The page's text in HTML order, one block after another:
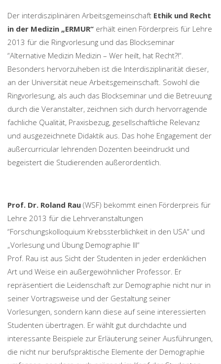
Der interdisziplinären Arbeitsgemeinschaft Ethik und Recht
in der Medizin „ERMUR“ erhält einen Förderpreis für Lehre
2013 für die Ringvorlesung und das Blockseminar
“Alternative Medizin Medizin – Wer heilt, hat Recht?!“.
Besonders hervorzuheben ist die Interdisziplinarität dieser,
an der Universität neue Arbeitsgemeinschaft. Sowohl die
Ringvorlesung, als auch das Blockseminar und die Betreuung
durch die Veranstalter, zeichnen sich durch hervorragende
fachliche Qualität, Praxisbezug, gesellschaftliche Relevanz
und ausgezeichnete Didaktik aus. Das hohe Engagement der
außercurricular lehrenden Dozenten beeindruckt und
begeistert die Studierenden außerordentlich.
Prof. Dr. Roland Rau (WSF) bekommt einen Förderpreis für
Lehre 2013 für die Lehrveranstaltungen
“Forschungskolloquium Krebssterblichkeit in den USA“ und
„Vorlesung und Übung Demographie III“
Prof. Rau ist aus Sicht der Studenten in jeder erdenklichen
Art und Weise ein außergewöhnlicher Professor. Er
repräsentiert die Leidenschaft zur Demographie nicht nur in
seiner Vortragsweise und der Gestaltung seiner
Vorlesungen, sondern kann diese auf seine interessierten
Studenten übertragen. Er wählt gut durchdachte und
interessante Beispiele zur Erläuterung seiner Ausführungen,
die nicht nur berufspraktische Elemente der Demographie